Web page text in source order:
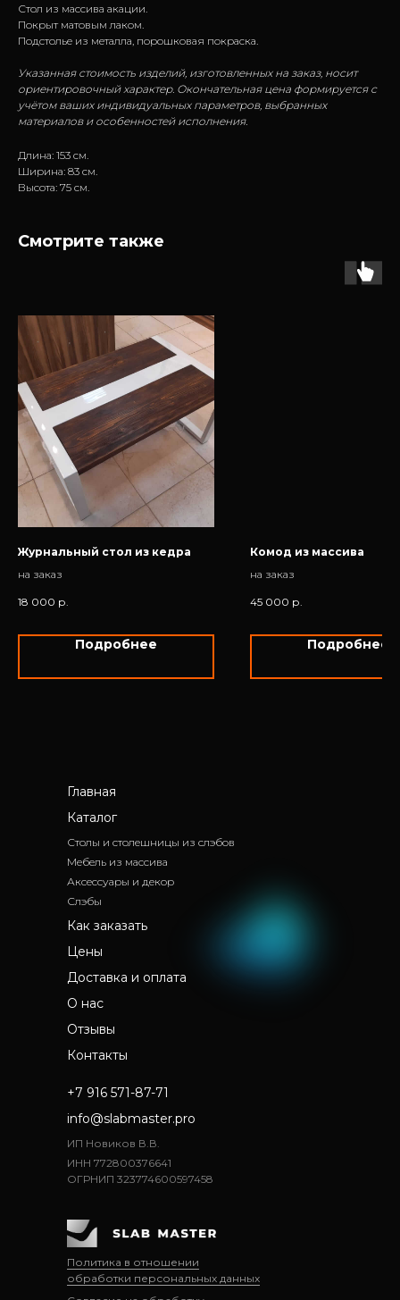
Стол из массива акации.
Покрыт матовым лаком.
Подстолье из металла, порошковая покраска.
Указанная стоимость изделий, изготовленных на заказ, носит
ориентировочный характер. Окончательная цена формируется с
учётом ваших индивидуальных параметров, выбранных
материалов и особенностей исполнения.
Длина: 153 см.
Ширина: 83 см.
Высота: 75 см.
Смотрите также
Журнальный стол из кедра
на заказ
18 000 р.
Подробнее
Комод из массива
на заказ
45 000 р.
Подробнее
Главная
О нас
Отзывы
Каталог
Как заказать
Столы и столешницы из слэбов
Мебель из массива
Слэбы
Аксессуары и декор
Политика в отношении
обработки персональных данных
+7 916 571-87-71
info@slabmaster.pro
Контакты
Доставка и оплата
Цены
ИНН 772800376641
ОГРНИП 323774600597458
ИП Новиков В.В.